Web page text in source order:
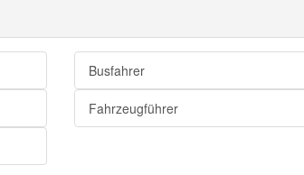
Busfahrer
Fahrzeugführer